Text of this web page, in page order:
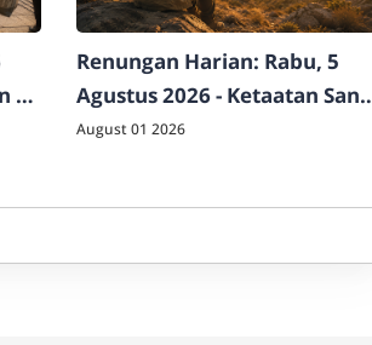
di
Renungan Harian: Rabu, 5
Agustus 2026 - Ketaatan Sang
Raja Sejati
August 01 2026